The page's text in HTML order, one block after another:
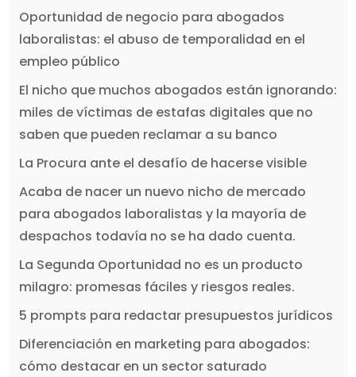
Oportunidad de negocio para abogados
laboralistas: el abuso de temporalidad en el
empleo público
El nicho que muchos abogados están ignorando:
miles de víctimas de estafas digitales que no
saben que pueden reclamar a su banco
La Procura ante el desafío de hacerse visible
Acaba de nacer un nuevo nicho de mercado
para abogados laboralistas y la mayoría de
despachos todavía no se ha dado cuenta.
La Segunda Oportunidad no es un producto
milagro: promesas fáciles y riesgos reales.
5 prompts para redactar presupuestos jurídicos
Diferenciación en marketing para abogados:
cómo destacar en un sector saturado